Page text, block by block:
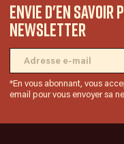
Envie d'en savoir
newsletter
*En vous abonnant, vous
email pour vous envoyer sa